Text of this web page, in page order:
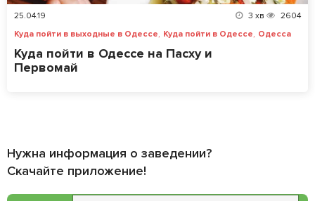
25.04.19 3 хв
2604
Куда пойти в выходные в Одессе, Куда пойти в Одессе, Одесса
Куда пойти в Одессе на Пасху и
Первомай
Нужна информация о заведении?
Скачайте приложение!